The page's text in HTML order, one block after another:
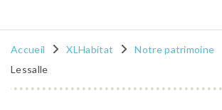
Accueil XLHabitat Notre patrimoine
Lessalle